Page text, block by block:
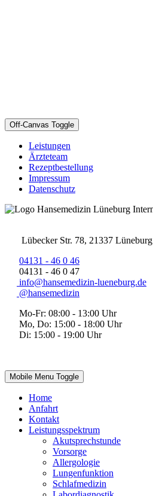
Off-Canvas Toggle
Leistungen
Ärzteteam
Rezeptbestellung
Impressum
Datenschutz
Lübecker Str. 78, 21337 Lüneburg
04131 - 46 0 46
04131 - 46 0 47
info@hansemedizin-lueneburg.de
@hansemedizin
Mo-Fr: 08:00 - 13:00 Uhr
Mo, Do: 15:00 - 18:00 Uhr
Di: 15:00 - 19:00 Uhr
Mobile Menu Toggle
Home
Anfahrt
Kontakt
Leistungsspektrum
Akutsprechstunde
Vorsorge
Allergologie
Lungenfunktion
Schlafmedizin